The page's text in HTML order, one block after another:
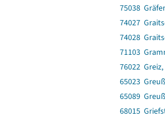
75038
74027
74028
71103
76022
65023
65089
68015